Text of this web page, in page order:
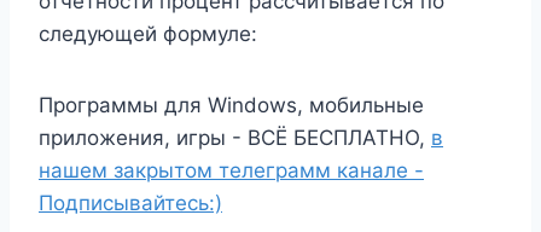
следующей формуле:
Программы для Windows, мобильные
приложения, игры - ВСЁ БЕСПЛАТНО, в
нашем закрытом телеграмм канале -
Подписывайтесь:)